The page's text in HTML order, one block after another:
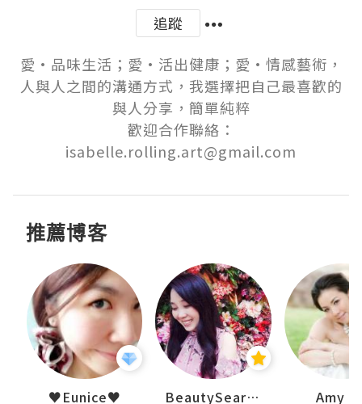
追蹤
愛·品味生活；愛·活出健康；愛·情感藝術，
人與人之間的溝通方式，我選擇把自己最喜歡的
與人分享，簡單純粹
歡迎合作聯絡：
isabelle.rolling.art@gmail.com
推薦博客
♥Eunice♥ BeautySearch Amy